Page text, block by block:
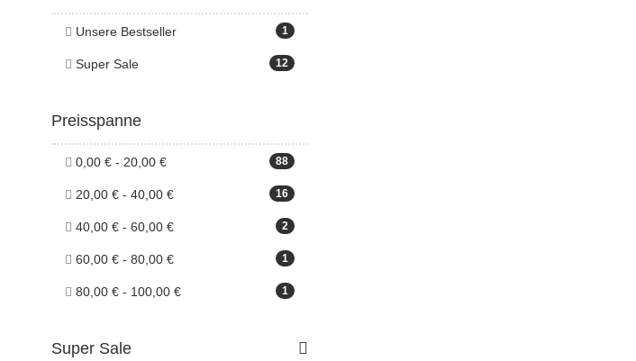
1
Unsere Bestseller
12
Super Sale
Preisspanne
88
0,00 € - 20,00 €
16
20,00 € - 40,00 €
2
40,00 € - 60,00 €
1
60,00 € - 80,00 €
1
80,00 € - 100,00 €
Super Sale